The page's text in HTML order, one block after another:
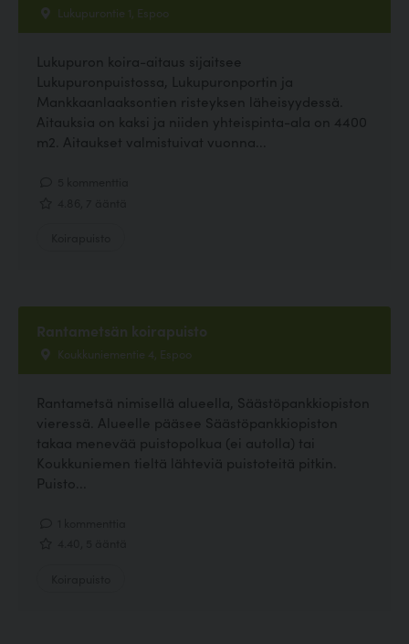
Lukupurontie 1, Espoo
Lukupuron koira-aitaus sijaitsee
Lukupuronpuistossa, Lukupuronportin ja
Mankkaanlaaksontien risteyksen läheisyydessä.
Aitauksia on kaksi ja niiden yhteispinta-ala on 4400
m2. Aitaukset valmistuivat vuonna...
Rantametsän koirapuisto
Koukkuniementie 4, Espoo
Rantametsä nimisellä alueella, Säästöpankkiopiston
vieressä. Alueelle pääsee Säästöpankkiopiston
takaa menevää puistopolkua (ei autolla) tai
Koukkuniemen tieltä lähteviä puistoteitä pitkin.
Puisto...